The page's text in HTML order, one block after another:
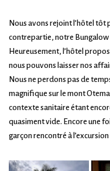
Nous avons rejoint l’hôtel
contrepartie, notre Bungalow
Heureusement, l’hôtel
nous pouvons laisser nos
Nous ne perdons pas de
magnifique sur le mont
contexte sanitaire étant
quasiment vide. Encore une
garçon rencontré à l’excursion